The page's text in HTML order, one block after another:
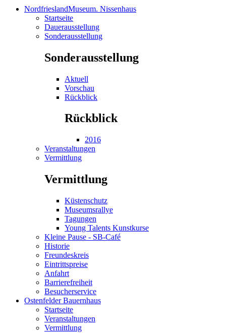
NordfrieslandMuseum. Nissenhaus
Startseite
Dauerausstellung
Sonderausstellung
Sonderausstellung
Aktuell
Vorschau
Rückblick
Rückblick
2016
Veranstaltungen
Vermittlung
Vermittlung
Küstenschutz
Museumsrallye
Tagungen
Young Talents Kunstkurse
Kleine Pause - SB-Café
Historie
Freundeskreis
Eintrittspreise
Anfahrt
Barrierefreiheit
Besucherservice
Ostenfelder Bauernhaus
Startseite
Veranstaltungen
Vermittlung